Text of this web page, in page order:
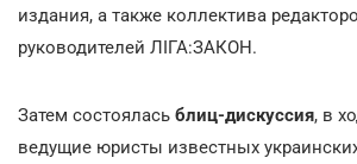
издания, а также коллектива
руководителей ЛІГА:ЗАКОН.
Затем состоялась блиц-дискуссия, в
ведущие юристы известных